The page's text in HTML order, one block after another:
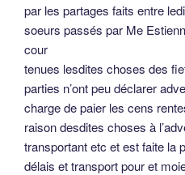
par les partages faits entre
soeurs passés par Me
cour
tenues lesdites choses des
parties n’ont peu déclarer
charge de paier les cens
raison desdites choses à
transportant etc et est faite la
délais et transport pour et